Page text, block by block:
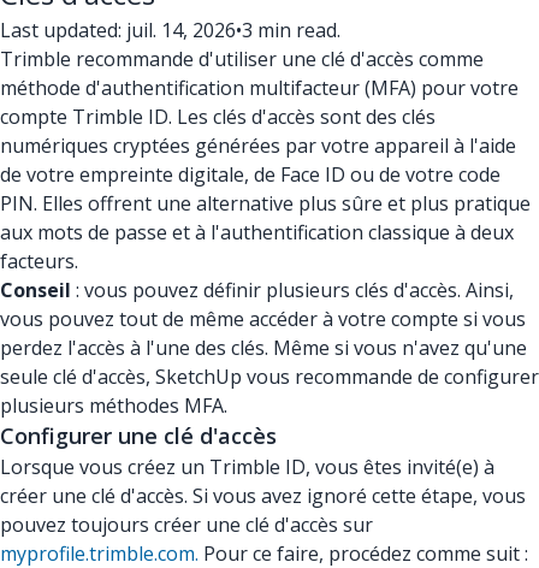
Last updated: juil. 14, 2026•3 min read.
Trimble recommande d'utiliser une clé d'accès comme
méthode d'authentification multifacteur (MFA) pour votre
compte Trimble ID. Les clés d'accès sont des clés
numériques cryptées générées par votre appareil à l'aide
de votre empreinte digitale, de Face ID ou de votre code
PIN. Elles offrent une alternative plus sûre et plus pratique
aux mots de passe et à l'authentification classique à deux
facteurs.
Conseil : vous pouvez définir plusieurs clés d'accès. Ainsi,
vous pouvez tout de même accéder à votre compte si vous
perdez l'accès à l'une des clés. Même si vous n'avez qu'une
seule clé d'accès, SketchUp vous recommande de configurer
plusieurs méthodes MFA.
Configurer une clé d'accès
Lorsque vous créez un Trimble ID, vous êtes invité(e) à
créer une clé d'accès. Si vous avez ignoré cette étape, vous
pouvez toujours créer une clé d'accès sur
myprofile.trimble.com. Pour ce faire, procédez comme suit :